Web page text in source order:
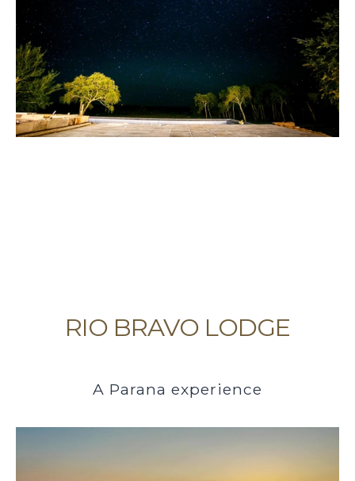
RIO BRAVO LODGE
A Parana experience